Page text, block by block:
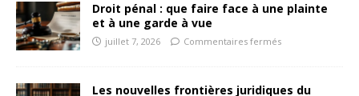
Droit pénal : que faire face à une plainte
et à une garde à vue
juillet 7, 2026 Commentaires fermés
Les nouvelles frontières juridiques du